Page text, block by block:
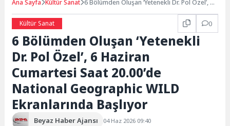
Ana Sayfa Kültür Sanat 6 Bölümden Oluşan ‘Yetenekli Dr. Pol Özel’, 6
Geographic WILD Ekranlarında Başlıyor
Kültür Sanat 0
6 Bölümden Oluşan ‘Yetenekli
Dr. Pol Özel’, 6 Haziran
Cumartesi Saat 20.00’de
National Geographic WILD
Ekranlarında Başlıyor
Beyaz Haber Ajansı
04 Haz 2026 09:40